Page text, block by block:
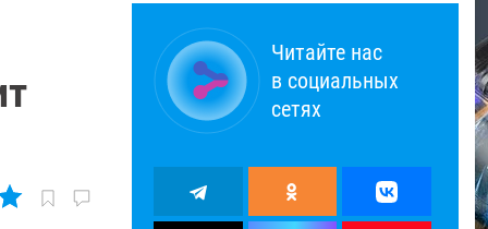
Читайте нас
в социальных
сетях